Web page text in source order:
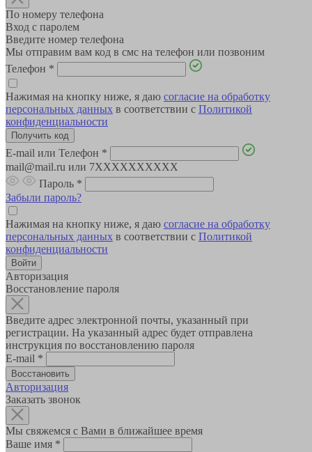
По номеру телефона
Вход с паролем
Введите номер телефона
Мы отправим вам код в смс на телефон или позвоним
Телефон *
Нажимая на кнопку ниже, я даю согласие на обработку
персональных данных в соответствии с Политикой
конфиденциальности
E-mail или Телефон *
mail@mail.ru или 7XXXXXXXXXX
Пароль *
Забыли пароль?
Нажимая на кнопку ниже, я даю согласие на обработку
персональных данных в соответствии с Политикой
конфиденциальности
Авторизация
Восстановление пароля
Введите адрес электронной почты, указанный при
регистрации. На указанный адрес будет отправлена
инструкция по восстановлению пароля
E-mail *
Авторизация
Заказать звонок
Мы свяжемся с Вами в ближайшее время
Ваше имя *